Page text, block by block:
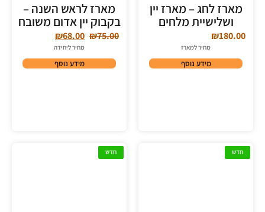
מארז לחג – מארז יין
ושלישיית מלחים
₪180.00
מחיר למארז
מידע נוסף
מארז לראש השנה –
בקבוק יין אדום משובח
₪75.00
₪68.00
מחיר ליחידה
מידע נוסף
חדש חדש